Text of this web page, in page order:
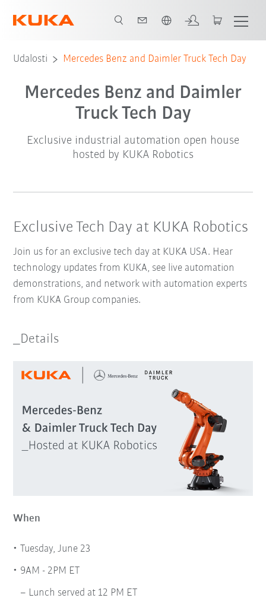
Agenda
Udalosti Mercedes Benz and Daimler Truck Tech Day
Mercedes Benz and Daimler
Truck Tech Day
Exclusive industrial automation open house
hosted by KUKA Robotics
Exclusive Tech Day at KUKA Robotics
Join us for an exclusive tech day at KUKA USA. Hear
technology updates from KUKA, see live automation
demonstrations, and network with automation experts
from KUKA Group companies.
_Details
When
Tuesday, June 23
9AM - 2PM ET
Lunch served at 12 PM ET